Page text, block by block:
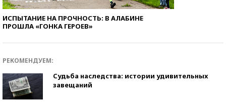
ИСПЫТАНИЕ НА ПРОЧНОСТЬ: В АЛАБИНЕ
ПРОШЛА «ГОНКА ГЕРОЕВ»
РЕКОМЕНДУЕМ:
Судьба наследства: истории удивительных
завещаний